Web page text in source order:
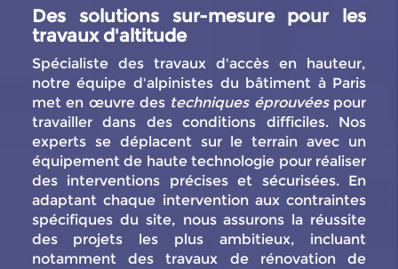
Des solutions sur-mesure pour les
travaux d'altitude
Spécialiste des travaux d'accès en hauteur,
notre équipe d'alpinistes du bâtiment à Paris
met en œuvre des techniques éprouvéespour
travailler dans des conditions difficiles. Nos
experts se déplacent sur le terrain avec un
équipement de haute technologie pour réaliser
des interventions précises et sécurisées. En
adaptant chaque intervention aux contraintes
spécifiques du site, nous assurons la réussite
des projets les plus ambitieux, incluant
notamment des travaux de rénovation de